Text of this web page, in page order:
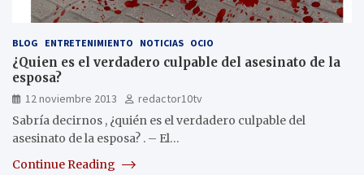
BLOG ENTRETENIMIENTO NOTICIAS OCIO
¿Quien es el verdadero culpable del asesinato de la
esposa?
12 noviembre 2013
redactor10tv
Sabría decirnos , ¿quién es el verdadero culpable del
asesinato de la esposa? . – El…
Continue Reading